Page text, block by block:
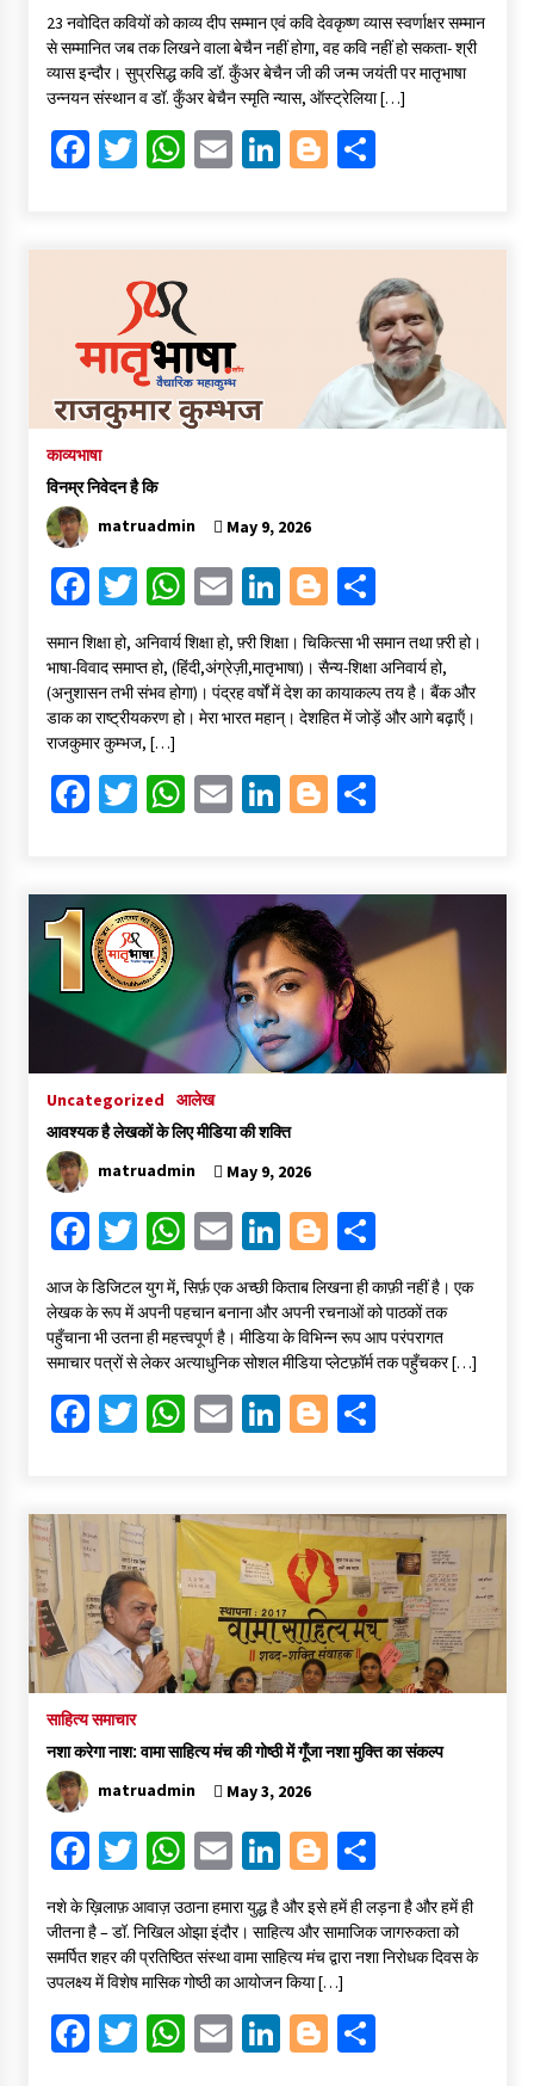
b
o
o
k
tt
er
at
sA
p
p
ai
l
ke
dI
n
gg
er
ar
e
23 नवोदित कवियों को काव्य दीप सम्मान एवं कवि देवकृष्ण व्यास स्वर्णाक्षर सम्मान
से सम्मानित जब तक लिखने वाला बेचैन नहीं होगा, वह कवि नहीं हो सकता- श्री
व्यास इन्दौर। सुप्रसिद्ध कवि डॉ. कुँअर बेचैन जी की जन्म जयंती पर मातृभाषा
उन्नयन संस्थान व डॉ. कुँअर बेचैन स्मृति न्यास, ऑस्ट्रेलिया […]
Fa
o
k
T
er
W
sA
p
p
E
l
Li
dI
Bl
er
S
e
काव्यभाषा
विनम्र निवेदन है कि
matruadmin
May 9, 2026
Fa
ce
b
o
o
k
T
wi
tt
er
W
h
at
sA
p
p
E
m
ai
l
Li
ke
dI
n
Bl
o
gg
er
S
ar
e
समान शिक्षा हो, अनिवार्य शिक्षा हो, फ़्री शिक्षा। चिकित्सा भी समान तथा फ़्री हो।
भाषा-विवाद समाप्त हो, (हिंदी,अंग्रेज़ी,मातृभाषा)। सैन्य-शिक्षा अनिवार्य हो,
(अनुशासन तभी संभव होगा)। पंद्रह वर्षों में देश का कायाकल्प तय है। बैंक और
डाक का राष्ट्रीयकरण हो। मेरा भारत महान्। देशहित में जोड़ें और आगे बढ़ाऍं।
राजकुमार कुम्भज, […]
Fa
o
o
k
T
er
W
sA
p
E
l
Li
dI
n
Bl
er
S
e
Uncategorized
आलेख
आवश्यक है लेखकों के लिए मीडिया की शक्ति
matruadmin
May 9, 2026
Fa
ce
b
o
o
k
T
wi
tt
er
W
h
at
sA
p
p
E
m
ai
l
Li
n
ke
dI
n
Bl
gg
er
S
h
ar
e
​आज के डिजिटल युग में, सिर्फ़ एक अच्छी किताब लिखना ही काफ़ी नहीं है। एक
लेखक के रूप में अपनी पहचान बनाना और अपनी रचनाओं को पाठकों तक
पहुँचाना भी उतना ही महत्त्वपूर्ण है। मीडिया के विभिन्न रूप आप परंपरागत
समाचार पत्रों से लेकर अत्याधुनिक सोशल मीडिया प्लेटफ़ॉर्म तक पहुँचकर […]
Fa
o
o
k
T
er
W
sA
p
p
E
l
Li
dI
n
Bl
er
S
e
साहित्य समाचार
नशा करेगा नाश: वामा साहित्य मंच की गोष्ठी में गूँजा नशा मुक्ति का संकल्प
matruadmin
May 3, 2026
Fa
ce
b
o
o
k
T
tt
er
W
at
sA
p
p
E
ai
l
Li
n
ke
dI
n
Bl
o
gg
er
S
ar
e
​नशे के ख़िलाफ़ आवाज़ उठाना हमारा युद्ध है और इसे हमें ही लड़ना है और हमें ही
जीतना है – डॉ. निखिल ओझा ​इंदौर। साहित्य और सामाजिक जागरुकता को
समर्पित शहर की प्रतिष्ठित संस्था वामा साहित्य मंच द्वारा नशा निरोधक दिवस के
उपलक्ष्य में विशेष मासिक गोष्ठी का आयोजन किया […]
Fa T W E Li Bl S